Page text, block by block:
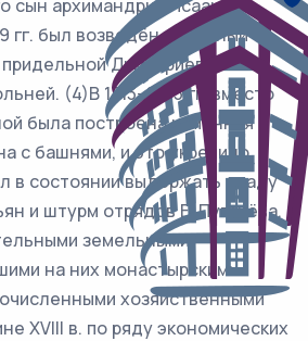
сын архимандрит Исаак, его
гг. был возведён каменный
Димитриевской
(4)В 1713–1763 гг. вместо
была построена каменная
с башнями, и это укрепило
в состоянии выдержать осаду
и штурм отрядов Е. Пугачёва.
земельными
на них монастырскими
хозяйственными
ХVIII в. по ряду экономических